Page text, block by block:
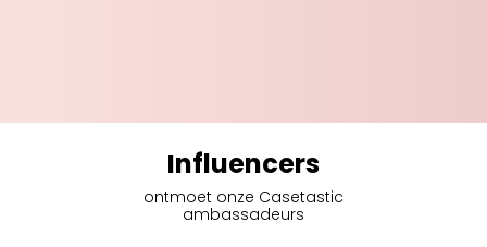
Influencers
ontmoet onze Casetastic
ambassadeurs